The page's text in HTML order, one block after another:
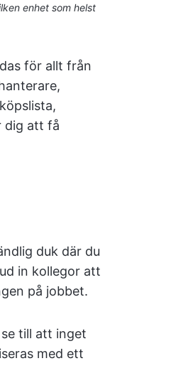
enhet som helst
för allt från
dig att få
duk där du
in kollegor att
på jobbet.
till att inget
med ett